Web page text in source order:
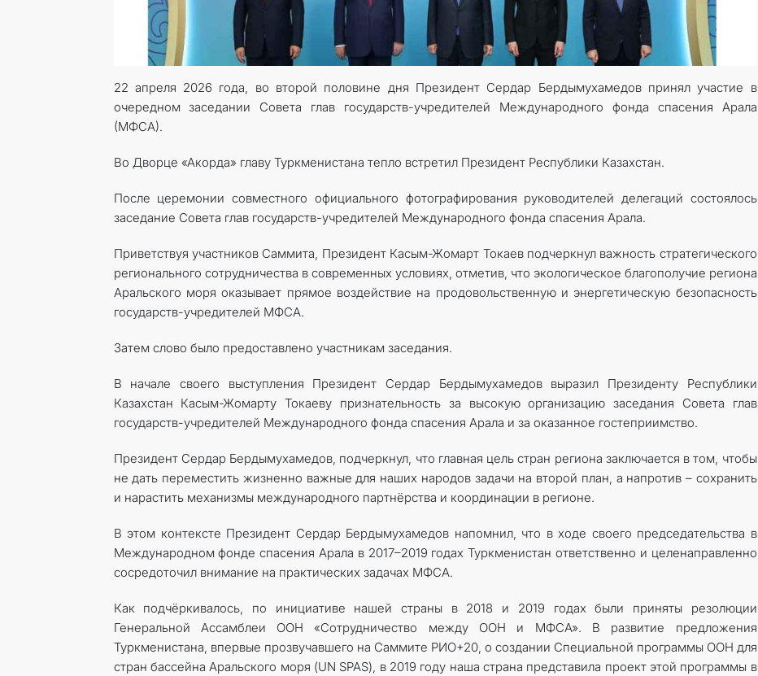
22 апреля 2026 года, во второй половине дня Президент Сердар Бердымухамедов принял участие в
очередном заседании Совета глав государств-учредителей Международного фонда спасения Арала
(МФСА).
Во Дворце «Акорда» главу Туркменистана тепло встретил Президент Республики Казахстан.
После церемонии совместного официального фотографирования руководителей делегаций состоялось
заседание Совета глав государств-учредителей Международного фонда спасения Арала.
Приветствуя участников Саммита, Президент Касым-Жомарт Токаев подчеркнул важность стратегического
регионального сотрудничества в современных условиях, отметив, что экологическое благополучие региона
Аральского моря оказывает прямое воздействие на продовольственную и энергетическую безопасность
государств-учредителей МФСА.
Затем слово было предоставлено участникам заседания.
В начале своего выступления Президент Сердар Бердымухамедов выразил Президенту Республики
Казахстан Касым-Жомарту Токаеву признательность за высокую организацию заседания Совета глав
государств-учредителей Международного фонда спасения Арала и за оказанное гостеприимство.
Президент Сердар Бердымухамедов, подчеркнул, что главная цель стран региона заключается в том, чтобы
не дать переместить жизненно важные для наших народов задачи на второй план, а напротив – сохранить
и нарастить механизмы международного партнёрства и координации в регионе.
В этом контексте Президент Сердар Бердымухамедов напомнил, что в ходе своего председательства в
Международном фонде спасения Арала в 2017–2019 годах Туркменистан ответственно и целенаправленно
сосредоточил внимание на практических задачах МФСА.
Как подчёркивалось, по инициативе нашей страны в 2018 и 2019 годах были приняты резолюции
Генеральной Ассамблеи ООН «Сотрудничество между ООН и МФСА». В развитие предложения
Туркменистана, впервые прозвучавшего на Саммите РИО+20, о создании Специальной программы ООН для
стран бассейна Аральского моря (UN SPAS), в 2019 году наша страна представила проект этой программы в